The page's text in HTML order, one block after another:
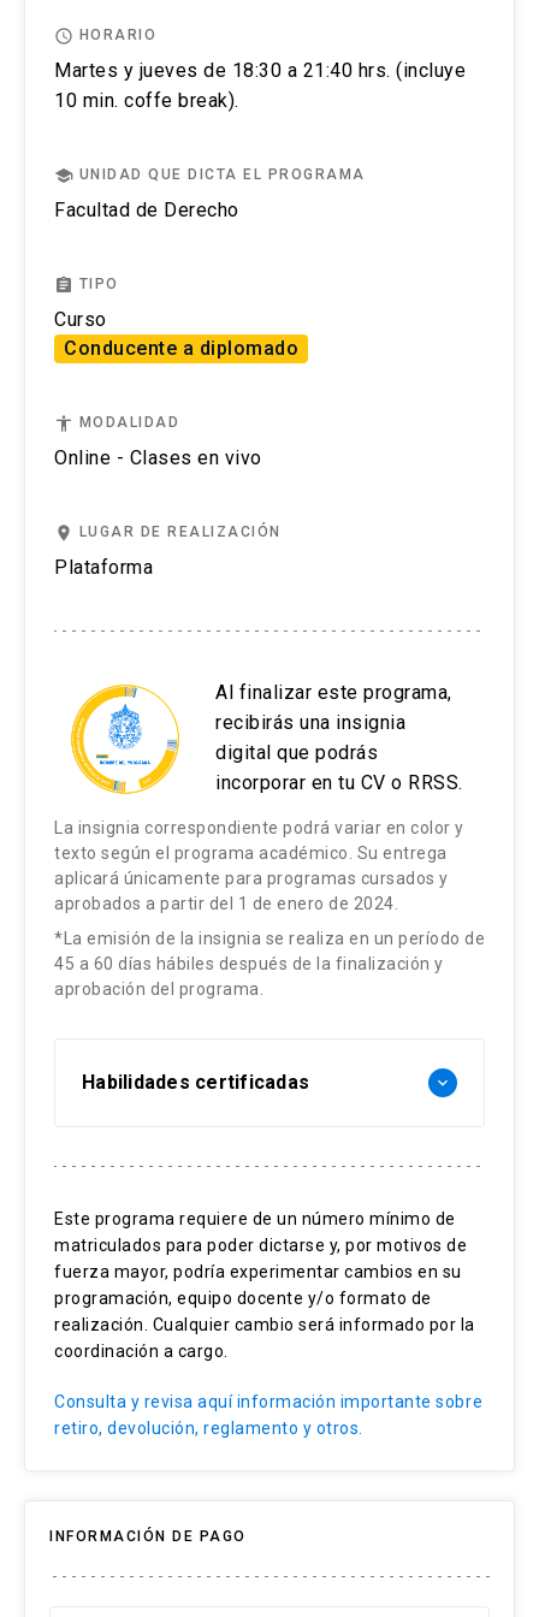
Valparaíso, directora de la Revista Chilena de
Derecho Privado.
registral.
El postular no asegura el cupo, una vez inscrito o
aceptado en el programa se debe pagar el valor
No se tramitarán postulaciones incompletas.
sobre el proceso de admisión y matrícula.
access_time HORARIO
Martes y jueves de 18:30 a 21:40 hrs. (incluye
10 min. coffe break).
school UNIDAD QUE DICTA EL PROGRAMA
Facultad de Derecho
assignment TIPO
Curso
Conducente a diplomado
accessibility MODALIDAD
Online - Clases en vivo
place LUGAR DE REALIZACIÓN
Plataforma
Al finalizar este programa,
recibirás una insignia
digital que podrás
incorporar en tu CV o RRSS.
La insignia correspondiente podrá variar en color y
texto según el programa académico. Su entrega
aplicará únicamente para programas cursados y
aprobados a partir del 1 de enero de 2024.
*La emisión de la insignia se realiza en un período de
45 a 60 días hábiles después de la finalización y
aprobación del programa.
Habilidades certificadas keyboard_arrow_down
Registro de la propiedad
Registro Conservatorio Chileno
Sistemas Registrales
Conservador de Bienes Raíces
Este programa requiere de un número mínimo de
matriculados para poder dictarse y, por motivos de
fuerza mayor, podría experimentar cambios en su
programación, equipo docente y/o formato de
realización. Cualquier cambio será informado por la
coordinación a cargo.
Consulta y revisa aquí información importante sobre
retiro, devolución, reglamento y otros.
INFORMACIÓN DE PAGO